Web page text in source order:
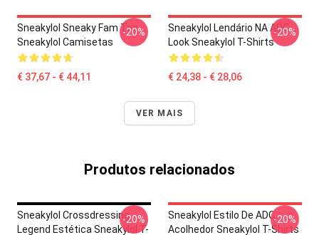
Sneakylol Sneaky Fam Tee
Sneakylol Camisetas
€ 37,67 - € 44,11
-20%
Sneakylol Lendário NA ADC
Look Sneakylol T-Shirts
€ 24,38 - € 28,06
-20%
VER MAIS
Produtos relacionados
Sneakylol Crossdressing
Legend Estética Sneakylol T-
-20%
Sneakylol Estilo De ADC
Acolhedor Sneakylol T-Shirts
-20%